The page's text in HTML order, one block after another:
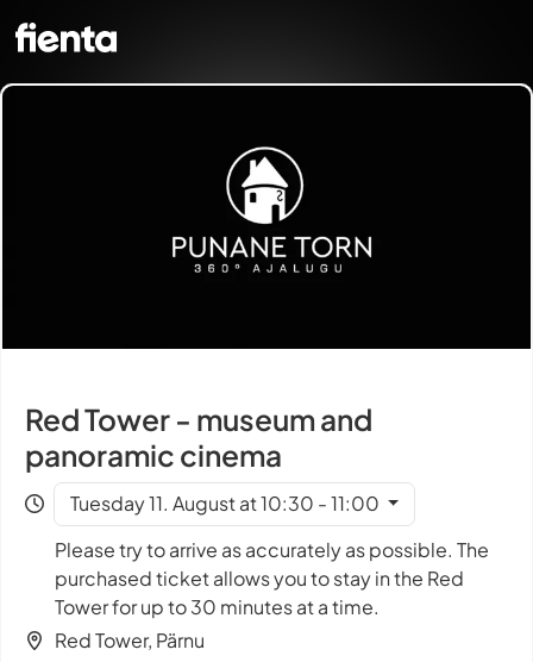
Red Tower - museum and
panoramic cinema
Tuesday 11. August at 10:30 - 11:00
Please try to arrive as accurately as possible. The
purchased ticket allows you to stay in the Red
Tower for up to 30 minutes at a time.
Red Tower, Pärnu